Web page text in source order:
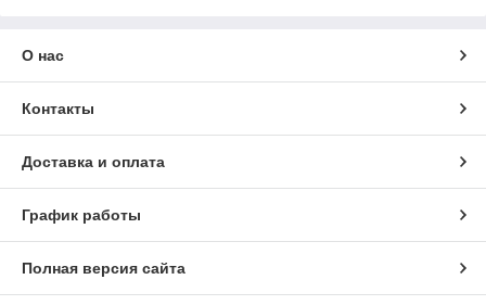
О нас
Контакты
Доставка и оплата
График работы
Полная версия сайта